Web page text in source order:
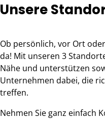
Unsere
Ob persönlich, vor Ort
da! Mit unseren 3
Nähe und unterstützen
Unternehmen dabei, die
treffen.
Nehmen Sie ganz einfach